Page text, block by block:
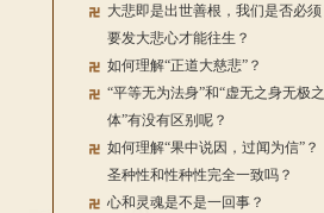
大悲即是出世善根，我们是否必须
要发大悲心才能往生？
如何理解“正道大慈悲”？
“平等无为法身”和“虚无之身无极之
体”有没有区别呢？
如何理解“果中说因，过闻为信”？
圣种性和性种性完全一致吗？
心和灵魂是不是一回事？